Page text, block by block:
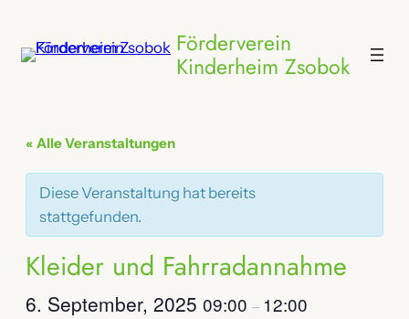
Förderverein
Kinderheim Zsobok
« Alle Veranstaltungen
Diese Veranstaltung hat bereits
stattgefunden.
Kleider und Fahrradannahme
6. September, 2025 09:00 – 12:00